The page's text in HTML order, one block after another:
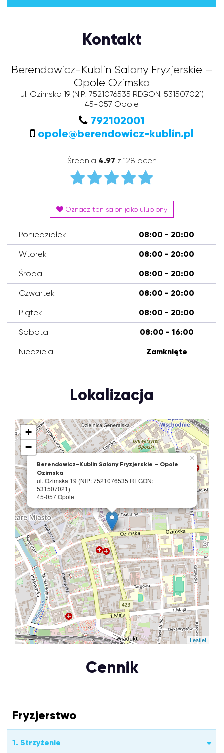
Kontakt
Berendowicz-Kublin Salony Fryzjerskie –
Opole Ozimska
ul. Ozimska 19(NIP: 7521076535 REGON: 531507021)
45-057 Opole
792102001
opole@berendowicz-kublin.pl
Średnia 4.97 z 128 ocen
Oznacz ten salon jako ulubiony
Poniedziałek 08:00 - 20:00
Wtorek 08:00 - 20:00
Środa 08:00 - 20:00
Czwartek 08:00 - 20:00
Piątek 08:00 - 20:00
Sobota 08:00 - 16:00
Niedziela Zamknięte
Lokalizacja
Berendowicz-Kublin Salony Fryzjerskie – Opole
Ozimska
ul. Ozimska 19 (NIP: 7521076535 REGON:
531507021)
45-057 Opole
×
+
−
Leaflet
Cennik
Fryzjerstwo
1. Strzyżenie